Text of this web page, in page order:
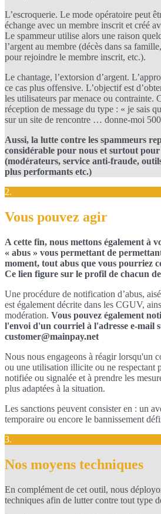
L’escroquerie. Le mode opératoire peut
échange avec un membre inscrit et créé
Le spammeur utilise alors une raison
l’argent au membre (décès dans sa
pour rejoindre le membre inscrit, etc.).
Le chantage, l’extorsion d’argent.
ce cas plus offensive. L’objectif est
les utilisateurs par menace ou contrainte.
réception de message du type : « je sais
sur un site de rencontre … donne-moi
Aussi, la lutte contre les spammeurs
considérable pour nous et surtout
(modérateurs, service anti-fraude,
plus performants etc.)
2.
Vous pouvez agir
A cette fin, nous mettons également à
« abus » vous permettant de
moment, tout abus que vous pourriez
Ce lien figure sur le profil de chacun
Une procédure de notification d’abus,
est également décrite dans les CGUV,
modération. Vous pouvez également
l'envoi d'un courriel à l'adresse e-mail
customer@mainpay.net
Nous nous engageons à réagir lorsqu'un
ou une utilisation illicite ou ne respectant
notifiée ou signalée et à prendre les
plus adaptées à la situation.
Les sanctions peuvent consister en : un
temporaire ou encore le bannissement
3.
Nos moyens techniques
En complément de cet outil, nous
techniques afin de lutter contre tout type